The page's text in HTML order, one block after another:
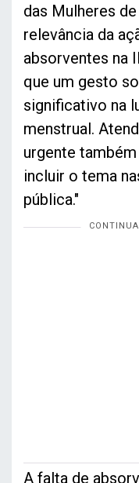
das Mulheres
relevância da
absorventes na
que um gesto
significativo na
menstrual.
urgente
incluir o tema
pública."
A falta de